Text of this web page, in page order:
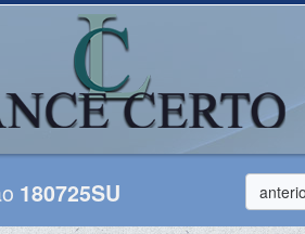
180725SU